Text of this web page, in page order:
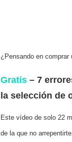
¿Pensando en
Gratis– 7
la selección de
Este vídeo de solo 22
de la que no arrepentirte.